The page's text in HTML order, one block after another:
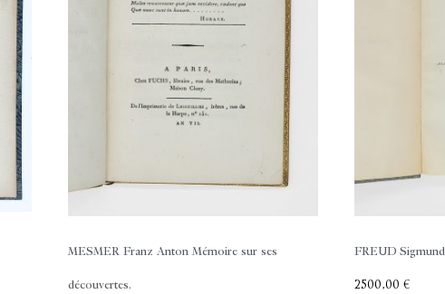
MESMER Franz Anton Mémoire sur ses
découvertes.
FREUD Sigmund
2500,00 €